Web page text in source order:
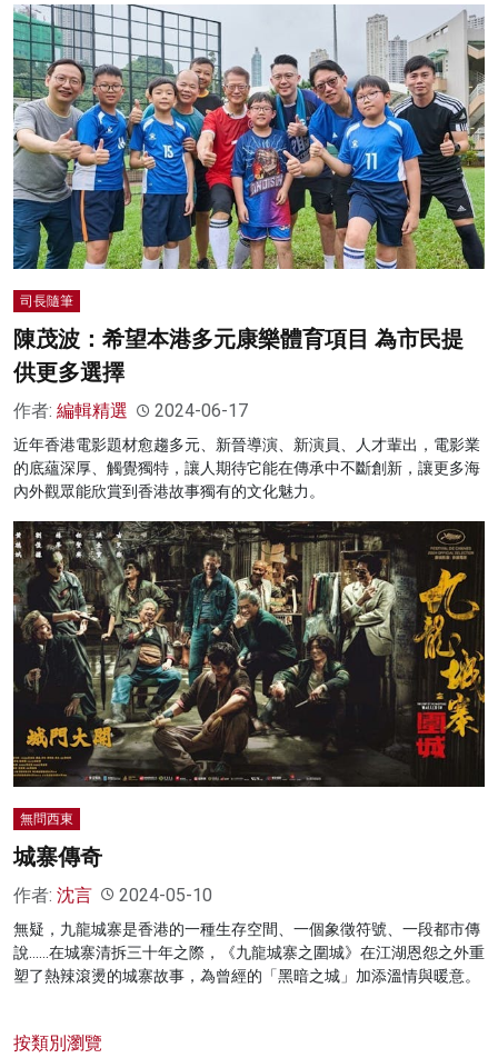
司長隨筆
陳茂波：希望本港多元康樂體育項目 為市民提
供更多選擇
作者: 編輯精選 2024-06-17
近年香港電影題材愈趨多元、新晉導演、新演員、人才輩出，電影業
的底蘊深厚、觸覺獨特，讓人期待它能在傳承中不斷創新，讓更多海
內外觀眾能欣賞到香港故事獨有的文化魅力。
無問西東
城寨傳奇
作者: 沈言 2024-05-10
無疑，九龍城寨是香港的一種生存空間、一個象徵符號、一段都市傳
說……在城寨清拆三十年之際，《九龍城寨之圍城》在江湖恩怨之外重
塑了熱辣滾燙的城寨故事，為曾經的「黑暗之城」加添溫情與暖意。
按類別瀏覽